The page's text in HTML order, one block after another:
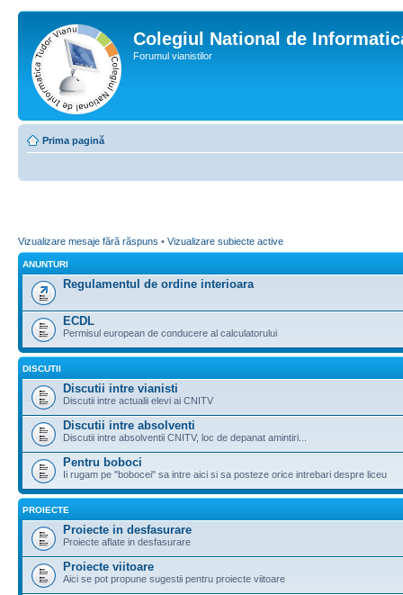
Colegiul National de
Forumul vianistilor
Prima pagină
Vizualizare mesaje fără răspuns • Vizualizare subiecte active
ANUNTURI
Regulamentul de ordine interioara
ECDL
Permisul european de conducere al calculatorului
DISCUTII
Discutii intre vianisti
Discutii intre actualii elevi ai CNITV
Discutii intre absolventi
Discutii intre absolventii CNITV, loc de depanat amintiri...
Pentru boboci
Ii rugam pe "bobocei" sa intre aici si sa posteze orice intrebari despre liceu
PROIECTE
Proiecte in desfasurare
Proiecte aflate in desfasurare
Proiecte viitoare
Aici se pot propune sugestii pentru proiecte viitoare